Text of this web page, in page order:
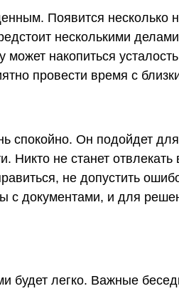
Появится несколько
несколькими
может накопиться
провести время с
спокойно. Он подойдет
Никто не станет отвлекать
не допустить
с документами, и для
будет легко. Важные